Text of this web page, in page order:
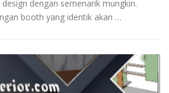
dengan semenarik mungkin.
booth yang identik akan …